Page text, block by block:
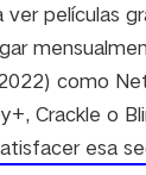
ver películas
como
Crackle o
esa